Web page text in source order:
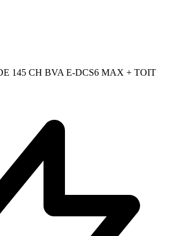
145 CH BVA E-DCS6 MAX + TOIT